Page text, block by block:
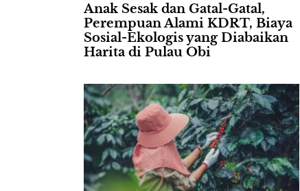
Anak Sesak dan Gatal-Gatal,
Perempuan Alami KDRT, Biaya
Sosial-Ekologis yang Diabaikan
Harita di Pulau Obi